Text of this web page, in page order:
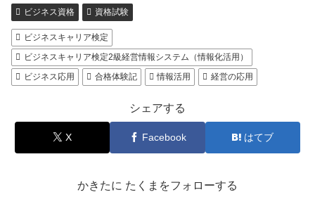
ビジネス資格 資格試験
ビジネスキャリア検定
ビジネスキャリア検定2級経営情報システム（情報化活用）
ビジネス応用
合格体験記 情報活用 経営の応用
シェアする
X Facebook はてブ
かきたに たくまをフォローする